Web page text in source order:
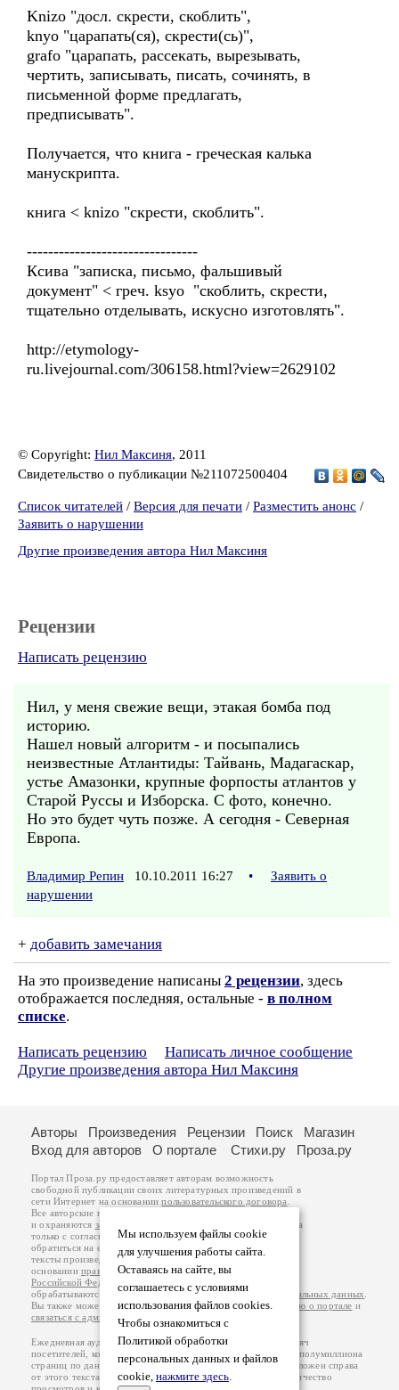
Knizo "досл. скрести, скоблить",
knyo "царапать(ся), скрести(сь)",
grafo "царапать, рассекать, вырезывать,
чертить, записывать, писать, сочинять, в
письменной форме предлагать,
предписывать".
Получается, что книга - греческая калька
манускрипта.
книга < knizo "скрести, скоблить".
--------------------------------
Ксива "записка, письмо, фальшивый
документ" < греч. ksyo "скоблить, скрести,
тщательно отделывать, искусно изготовлять".
http://etymology-
ru.livejournal.com/306158.html?view=2629102
© Copyright: Нил Максиня, 2011
Свидетельство о публикации №211072500404
Список читателей / Версия для печати / Разместить анонс /
Заявить о нарушении
Другие произведения автора Нил Максиня
Рецензии
Написать рецензию
Нил, у меня свежие вещи, этакая бомба под
историю.
Нашел новый алгоритм - и посыпались
неизвестные Атлантиды: Тайвань, Мадагаскар,
устье Амазонки, крупные форпосты атлантов у
Старой Руссы и Изборска. С фото, конечно.
Но это будет чуть позже. А сегодня - Северная
Европа.
Владимир Репин 10.10.2011 16:27 •
Заявить о
нарушении
+ добавить замечания
На это произведение написаны 2 рецензии, здесь
отображается последняя, остальные - в полном
списке.
Написать рецензию
Написать личное сообщение
Другие произведения автора Нил Максиня
Мы используем файлы cookie
для улучшения работы сайта.
Оставаясь на сайте, вы
соглашаетесь с условиями
использования файлов cookies.
Чтобы ознакомиться с
Политикой обработки
персональных данных и файлов
cookie, нажмите здесь.
Авторы Произведения Рецензии Поиск
Магазин
Вход для авторов
О портале Стихи.ру Проза.ру
Портал Проза.ру предоставляет авторам возможность
свободной публикации своих литературных произведений в
сети Интернет на основаниипользовательского договора
Все авторские права на произведения принадлежат авторам
и охраняются законом
. Перепечатка произведений возможна
только с согласия его автора, к которому вы можете
обратиться на его авторской странице. Ответственность за
тексты произведений авторы несут самостоятельно на
основанииправил публикацииизаконодательства
Российской Федерации
обрабатываются на основанииПолитики обработки персональных данных
Вы также можете посмотреть более подробнуюинформацию о портале и
связаться с администрацией
Ежедневная аудитория портала Проза.ру – порядка 100 тысяч
посетителей, которые в общей сумме просматривают более полумиллиона
страниц по данным счетчика посещаемости, который расположен справа
от этого текста. В каждой графе указано по две цифры: количество